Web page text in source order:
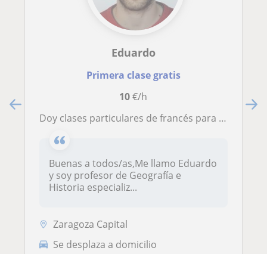
Eduardo
Primera clase gratis
10€/h
Doy clases particulares de francés para alumnos de la ESO asi como para aquellas personas que quieran iniciarse en el Idioma
Buenas a todos/as,Me llamo Eduardo
y soy profesor de Geografía e
Historia especializ...
Zaragoza Capital
Se desplaza a domicilio